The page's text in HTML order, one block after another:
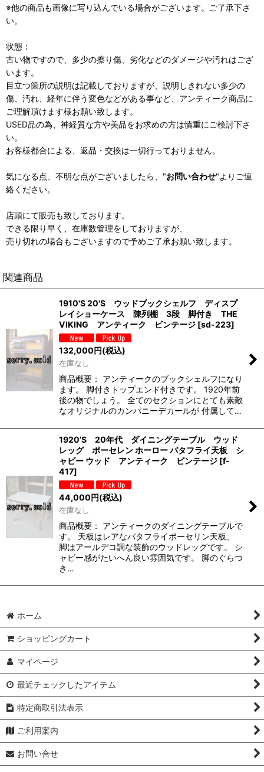
※他の商品も画像に写り込んでいる場合がございます。ご了承下さ
い。
状態：
古い物ですので、多少の擦り傷、劣化などのダメージや汚れはござ
います。
目立つ箇所の説明は記載しておりますが、説明しきれない多少の
傷、汚れ、経年に伴う変色などがある事など、アンティーク商品に
ご理解頂けます様お願い致します。
USED品の為、神経質な方や美品をお求めの方は慎重にご検討下さ
い。
お客様都合による、返品・交換は一切行っておりません。
気になる点、不明な点がございましたら、"お問い合わせ"よりご連
絡ください。
店頭にて販売も致しております。
できる限り早く、在庫数管理をしておりますが、
売り切れの場合もございますので予めご了承お願い致します。
関連商品
1910'S 20'S ウッドブックシェルフ ディスプ
レイショーケース 陳列棚 3段 脚付き THE
VIKING アンティーク ビンテージ [sd-223]
132,000円(税込)
在庫なし
商品概要： アンティークのブックシェルフになり
ます。 脚付きトップエンド付きです。 1920年前
後の物でしょう。 全てのセクションにとても素敵
なオリジナルのカンパニーデカールが 付属して…
1920’S 20年代 ダイニングテーブル ウッド
レッグ ポーセレン ホーロー バタフライ天板 シ
ャビー ウッド アンティーク ビンテージ [f-
417]
44,000円(税込)
在庫なし
商品概要： アンティークのダイニングテーブルで
す。 天板はレアなバタフライポーセリン天板、
脚はアールデコ調な装飾のウッドレッグです。 シ
ャビー感がたいへん良い雰囲気です。 脚のぐらつ
き…
ホーム
ショッピングカート
マイページ
最近チェックしたアイテム
特定商取引法表示
ご利用案内
お問い合せ